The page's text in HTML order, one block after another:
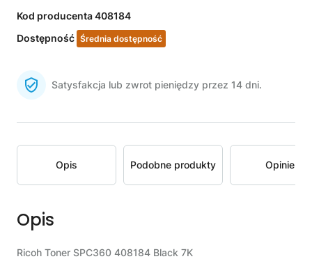
Kod producenta408184
Dostępność Średnia dostępność
Satysfakcja lub zwrot pieniędzy przez 14 dni.
Opis Podobne produkty Opinie
Opis
Ricoh Toner SPC360 408184 Black 7K